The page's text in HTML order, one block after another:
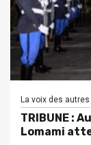
La voix des autres
TRIBUNE :
Lomami